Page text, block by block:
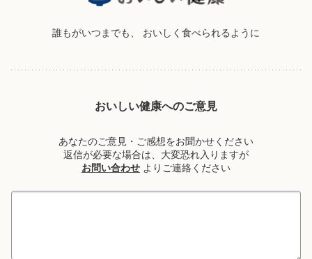
誰もがいつまでも、 おいしく食べられるように
おいしい健康へのご意見
あなたのご意見・ご感想をお聞かせください
返信が必要な場合は、大変恐れ入りますが
お問い合わせ よりご連絡ください